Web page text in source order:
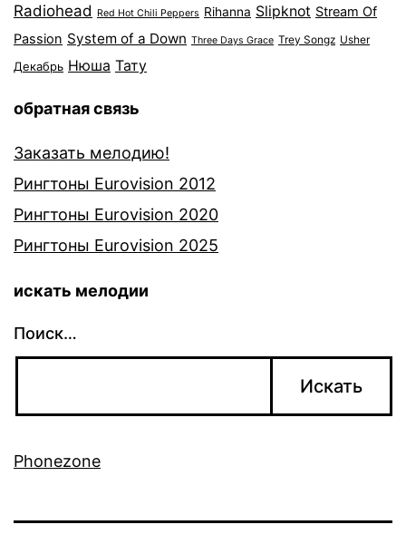
Radiohead Red Hot Chili Peppers Rihanna Slipknot Stream Of
Passion System of a Down Three Days Grace Trey Songz Usher
Декабрь Нюша Тату
обратная связь
Заказать мелодию!
Рингтоны Eurovision 2012
Рингтоны Eurovision 2020
Рингтоны Eurovision 2025
искать мелодии
Поиск…
Phonezone